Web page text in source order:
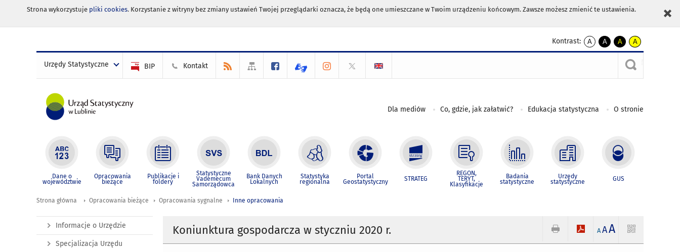
Strona wykorzystuje pliki cookies. Korzystanie z witryny bez zmiany ustawień Twojej przeglądarki oznacza, że będą one umieszczane w Twoim urządzeniu końcowym. Zawsze możesz zmienić te ustawienia.
Kontrast:
A
kontrast
A
kontrast
czarnym
A
kontrast
żółty
tekst
czarnym
A
kontrast
czarny
tekst
żółtym
Urzędy Statystyczne BIP Kontakt
Dla mediów Co, gdzie, jak załatwić? Edukacja statystyczna O stronie
Dane o
województwie
Opracowania
bieżące
Publikacje i
foldery
Statystyczne
Vademecum
Samorządowca
Bank Danych
Lokalnych
Statystyka
regionalna
Portal
Geostatystyczny STRATEG
REGON,
TERYT,
Klasyfikacje
Badania
statystyczne
Urzędy
statystyczne GUS
Strona główna Opracowania bieżące Opracowania sygnalne Inne opracowania
Koniunktura gospodarcza w styczniu 2020 r. A AA
Informacje o Urzędzie
Specjalizacja Urzędu